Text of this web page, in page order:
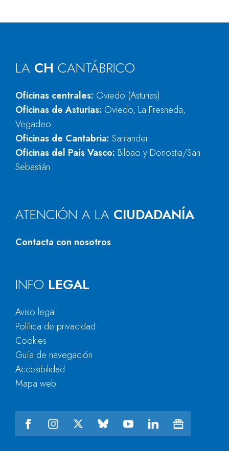
LA CH CANTÁBRICO
Oficinas centrales: Oviedo (Asturias)
Oficinas de Asturias: Oviedo, La Fresneda,
Vegadeo
Oficinas de Cantabria: Santander
Oficinas del País Vasco: Bilbao y Donostia/San
Sebastián
ATENCIÓN A LA CIUDADANÍA
Contacta con nosotros
INFO LEGAL
Aviso legal
Política de privacidad
Cookies
Guía de navegación
Accesibilidad
Mapa web